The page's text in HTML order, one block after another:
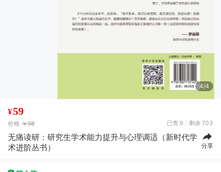
4/4
¥59
价格 ￥98 已售 9 剩余 703
无痛读研：研究生学术能力提升与心理调适（新时代学
术进阶丛书）
分享
脆***? 06月10日买了1件 去下单